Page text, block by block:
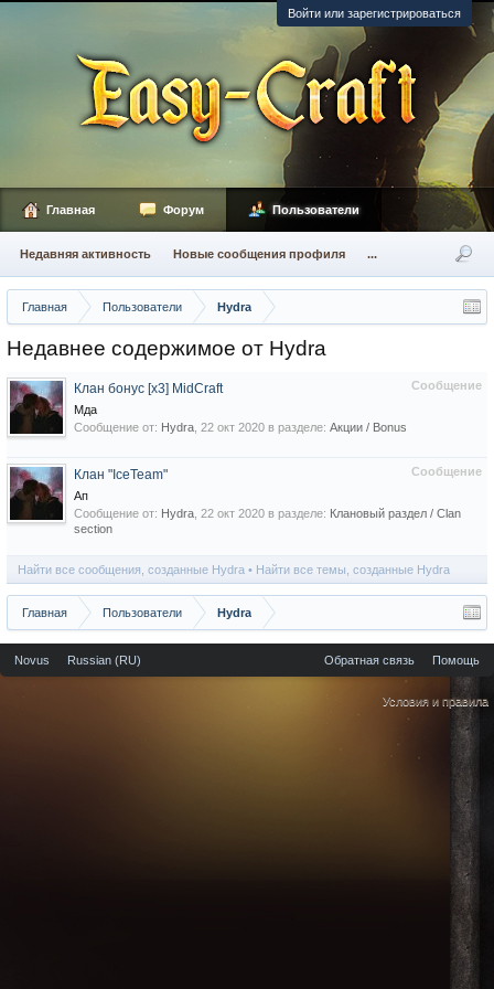
Войти или зарегистрироваться
Главная Пользователи Hydra
Недавнее содержимое от Hydra
Сообщение
Клан бонус [x3] MidCraft
Мда
Сообщение от: Hydra 22 окт 2020 в разделе: Акции / Bonus
Сообщение
Клан "IceTeam"
Ап
Сообщение от: Hydra 22 окт 2020 в разделе: Клановый раздел / Сlan
section
Найти все сообщения, созданные Hydra Найти все темы, созданные Hydra
Главная Пользователи Hydra
Главная Форум Пользователи
Недавняя активность Новые сообщения профиля ...
Novus Russian (RU) Обратная связь Помощь
Условия и правила